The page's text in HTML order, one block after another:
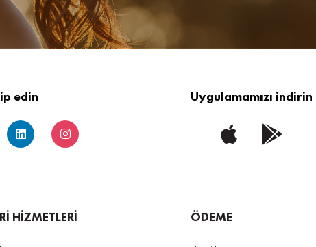
edin Uygulamamızı indirin
HİZMETLERİ ÖDEME